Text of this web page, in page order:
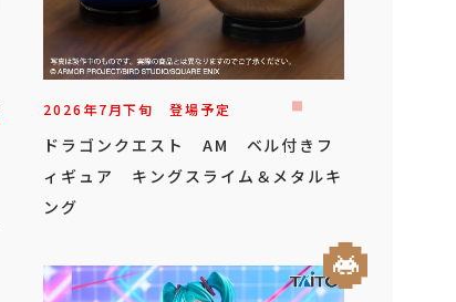
2026年7月下旬 登場予定
ドラゴンクエスト AM ベル付きフ
ィギュア キングスライム＆メタルキ
ング